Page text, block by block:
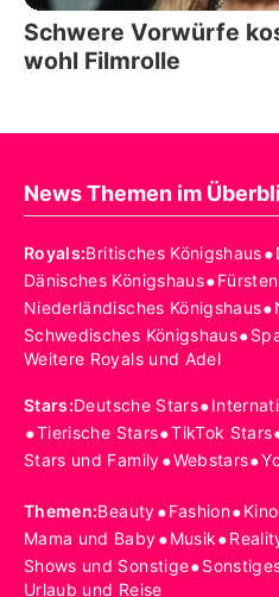
Schwere Vorwürfe
wohl Filmrolle
News Themen im
Royals:Britisches Königshaus•
Dänisches Königshaus•
Niederländisches Königshaus•
Schwedisches Königshaus•
Weitere Royals und Adel
Stars:Deutsche Stars•
•Tierische Stars•TikTok Stars
Stars und Family•Webstars•
Themen:Beauty•Fashion•
Mama und Baby•Musik•
Shows und Sonstige•
Urlaub und Reise